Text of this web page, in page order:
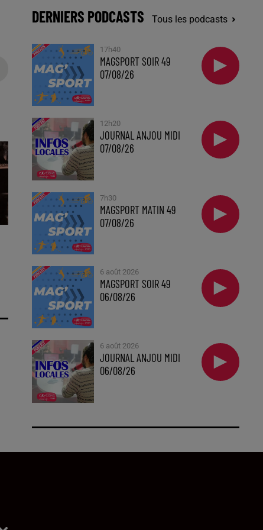
DERNIERS PODCASTS Tous les podcasts
17h40
MAGSPORT SOIR 49
07/08/26
12h20
JOURNAL ANJOU MIDI
07/08/26
7h30
MAGSPORT MATIN 49
07/08/26
6 août 2026
MAGSPORT SOIR 49
06/08/26
6 août 2026
JOURNAL ANJOU MIDI
06/08/26